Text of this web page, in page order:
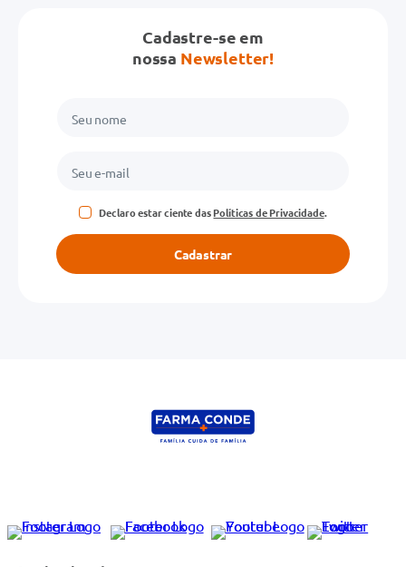
Cadastre-se em
nossa Newsletter!
Declaro estar ciente dasPolíticas de Privacidade.
Cadastrar